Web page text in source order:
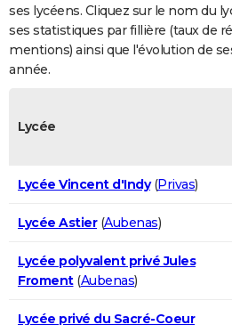
FORUM
Bricolage
Lifestyle
Culture
Television
Voyage
Cinema
ses lycéens. Cliquez sur le nom du
ses statistiques par fillière (taux de
mentions) ainsi que l'évolution de
année.
Lycée
Lycée Vincent d'Indy(Privas)
Lycée Astier(Aubenas)
Lycée polyvalent privé Jules
Froment(Aubenas)
Lycée privé du Sacré-Coeur